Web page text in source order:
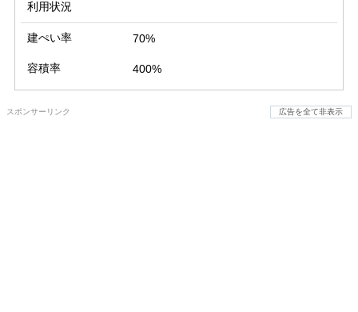
利用状況
建ぺい率 70%
容積率 400%
スポンサーリンク 広告を全て非表示